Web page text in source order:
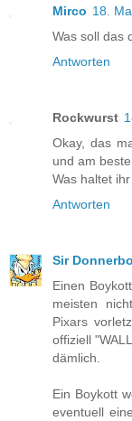
Mirco 18.
Was soll das
Antworten
Rockwurst
Okay, das
und am
Was haltet
Antworten
Sir
Einen
meisten
Pixars
offiziell
dämlich.
Ein Boykott
eventuell